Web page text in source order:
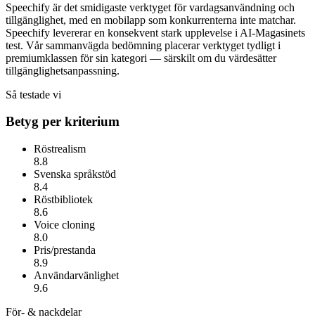
Speechify är det smidigaste verktyget för vardagsanvändning och
tillgänglighet, med en mobilapp som konkurrenterna inte matchar.
Speechify levererar en konsekvent stark upplevelse i AI-Magasinets
test. Vår sammanvägda bedömning placerar verktyget tydligt i
premiumklassen för sin kategori — särskilt om du värdesätter
tillgänglighetsanpassning.
Så testade vi
Betyg per kriterium
Röstrealism
8.8
Svenska språkstöd
8.4
Röstbibliotek
8.6
Voice cloning
8.0
Pris/prestanda
8.9
Användarvänlighet
9.6
För- & nackdelar